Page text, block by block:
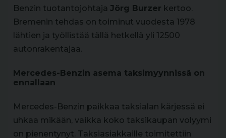
Benzin tuotantojohtaja Jörg Burzer kertoo.
Bremenin tehdas on toiminut vuodesta 1978
lähtien ja työllistää tällä hetkellä yli 12500
autonrakentajaa.
Mercedes-Benzin asema taksimyynnissä on
ennallaan
Mercedes-Benzin paikkaa taksialan kärjessä ei
uhkaa mikään, vaikka koko taksikaupan volyymi
on pienentynyt. Taksiasiakkaille toimitettiin